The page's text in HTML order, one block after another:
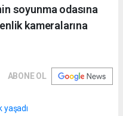
soyunma odasına
kameralarına
ABONE OL